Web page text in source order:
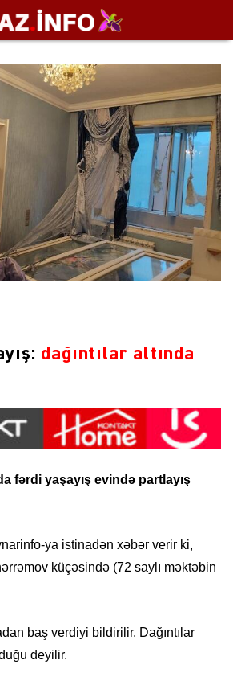
dağıntılar altında
fərdi yaşayış evində partlayış
ya istinadən xəbər verir ki,
küçəsində (72 saylı məktəbin
baş verdiyi bildirilir. Dağıntılar
deyilir.